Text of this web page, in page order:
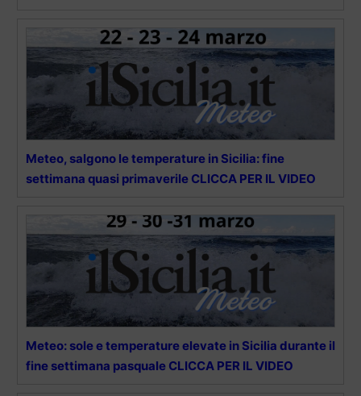
Meteo, salgono le temperature in Sicilia: fine
settimana quasi primaverile CLICCA PER IL VIDEO
Meteo: sole e temperature elevate in Sicilia durante il
fine settimana pasquale CLICCA PER IL VIDEO